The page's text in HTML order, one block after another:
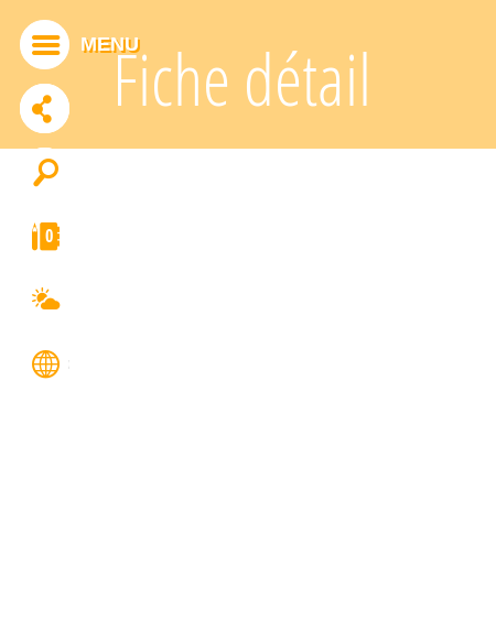
Fiche détail
MENU
ADDTHIS EST DÉSACTIVÉ. Autoriser
0
FRANÇAIS